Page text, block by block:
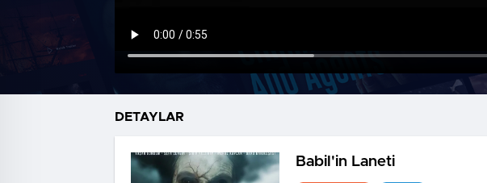
DETAYLAR
Babil'in Laneti